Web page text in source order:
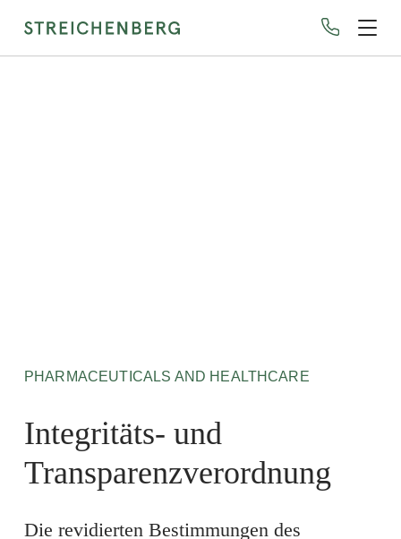
main
PHARMACEUTICALS AND HEALTHCARE
Integritäts- und
Transparenzverordnung
Die revidierten Bestimmungen des